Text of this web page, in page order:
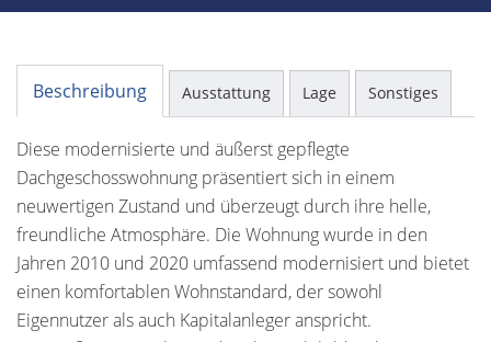
Beschreibung Ausstattung Lage Sonstiges
Diese modernisierte und äußerst gepflegte
Dachgeschosswohnung präsentiert sich in einem
neuwertigen Zustand und überzeugt durch ihre helle,
freundliche Atmosphäre. Die Wohnung wurde in den
Jahren 2010 und 2020 umfassend modernisiert und bietet
einen komfortablen Wohnstandard, der sowohl
Eigennutzer als auch Kapitalanleger anspricht.